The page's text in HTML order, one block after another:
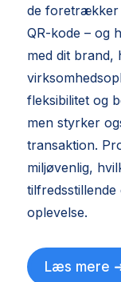
de foretrækker
QR-kode – og
med dit
fleksibilitet og
men styrker
transaktion.
miljøvenlig,
oplevelse.
Læs mere